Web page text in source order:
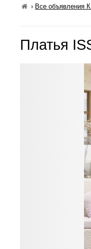
› Все объявления
Платья